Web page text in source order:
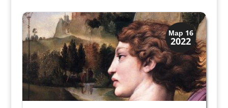
Грифоннетто Бальони...
Мар 16
2022
Династии
Заговоры и войны